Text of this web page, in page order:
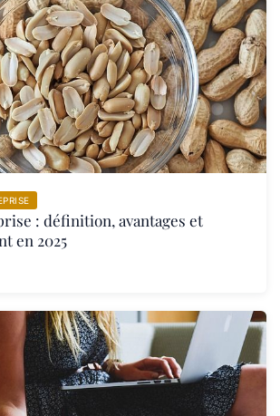
: définition, avantages et
en 2025